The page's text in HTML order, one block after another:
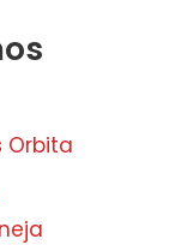
Orbita